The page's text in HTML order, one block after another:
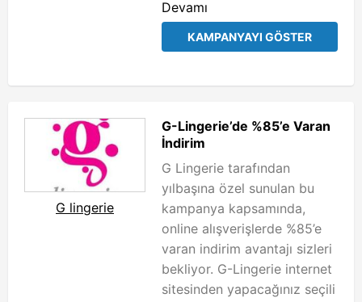
Devamı
KAMPANYAYI GÖSTER
G lingerie
G-Lingerie’de %85’e Varan
İndirim
G Lingerie tarafından
yılbaşına özel sunulan bu
kampanya kapsamında,
online alışverişlerde %85’e
varan indirim avantajı sizleri
bekliyor. G-Lingerie internet
sitesinden yapacağınız seçili